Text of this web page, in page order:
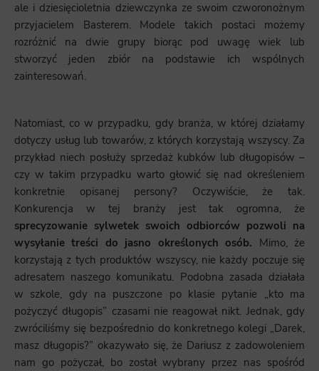
ale i dziesięcioletnia dziewczynka ze swoim czworonożnym
przyjacielem Basterem. Modele takich postaci możemy
rozróżnić na dwie grupy biorąc pod uwagę wiek lub
stworzyć jeden zbiór na podstawie ich wspólnych
zainteresowań.
Natomiast, co w przypadku, gdy branża, w której działamy
dotyczy usług lub towarów, z których korzystają wszyscy. Za
przykład niech posłuży sprzedaż kubków lub długopisów –
czy w takim przypadku warto głowić się nad określeniem
konkretnie opisanej persony? Oczywiście, że tak.
Konkurencja w tej branży jest tak ogromna, że
sprecyzowanie sylwetek swoich odbiorców pozwoli na
wysyłanie treści do jasno określonych osób. Mimo, że
korzystają z tych produktów wszyscy, nie każdy poczuje się
adresatem naszego komunikatu. Podobna zasada działała
w szkole, gdy na puszczone po klasie pytanie „kto ma
pożyczyć długopis” czasami nie reagował nikt. Jednak, gdy
zwróciliśmy się bezpośrednio do konkretnego kolegi „Darek,
masz długopis?” okazywało się, że Dariusz z zadowoleniem
nam go pożyczał, bo został wybrany przez nas spośród